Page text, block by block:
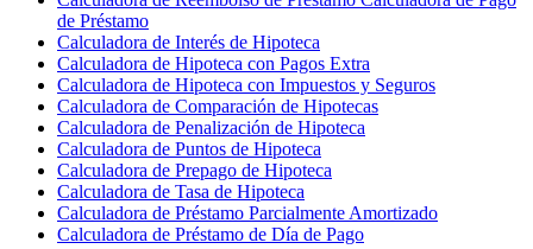
de Préstamo
Calculadora de Interés de Hipoteca
Calculadora de Hipoteca con Pagos Extra
Calculadora de Hipoteca con Impuestos y Seguros
Calculadora de Comparación de Hipotecas
Calculadora de Penalización de Hipoteca
Calculadora de Puntos de Hipoteca
Calculadora de Prepago de Hipoteca
Calculadora de Tasa de Hipoteca
Calculadora de Préstamo Parcialmente Amortizado
Calculadora de Préstamo de Día de Pago